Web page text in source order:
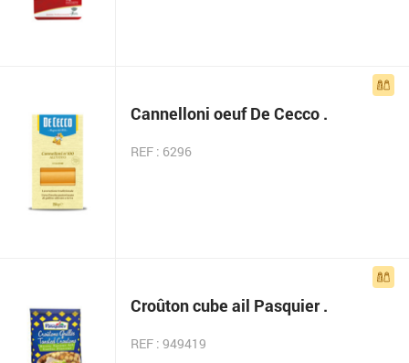
Cannelloni oeuf De Cecco .
REF : 6296
Croûton cube ail Pasquier .
REF : 949419